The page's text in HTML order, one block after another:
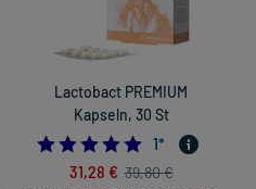
Lactobact PREMIUM
Kapseln, 30 St
5.0
1*
31,28 € 39,80 €